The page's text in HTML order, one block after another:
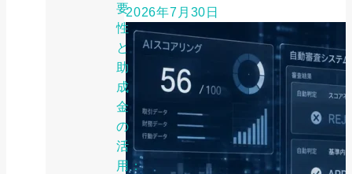
要
性
と
助
成
金
の
活
用：
2026年7月30日